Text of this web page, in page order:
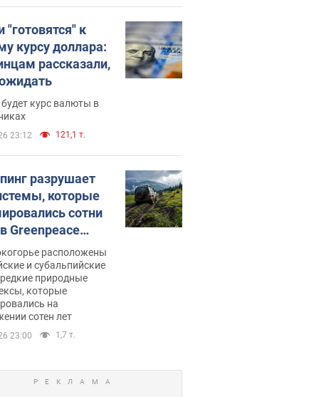
"готовятся" к
курсу доллара:
рассказали,
курс валюты в
23:12 121,1 т.
разрушает
которые
сотни
Greenpeace
тревогурасположены
и субальпийские
природные
которые
на
сотен лет
23:00 1,7 т.